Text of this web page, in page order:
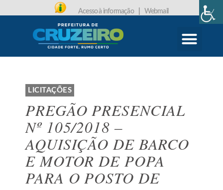
Acesso à informação Webmail
LICITAÇÕES
PREGÃO PRESENCIAL
Nº 105/2018 –
AQUISIÇÃO DE BARCO
E MOTOR DE POPA
PARA O POSTO DE